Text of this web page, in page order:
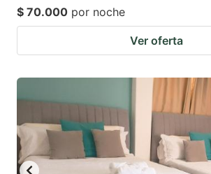
$ 70.000 por noche
Ver oferta